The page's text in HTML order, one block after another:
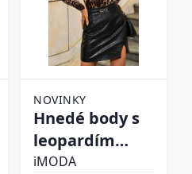
NOVINKY
Hnedé body s
leopardím
vzorom
iMODA